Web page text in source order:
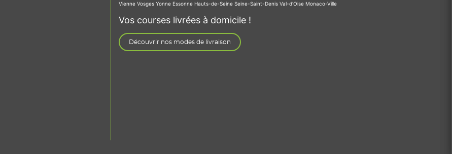
Vienne Vosges Yonne Essonne Hauts-de-Seine Seine-Saint-Denis Val-d'Oise Monaco-Ville
Vos courses livrées à domicile !
Découvrir nos modes de livraison